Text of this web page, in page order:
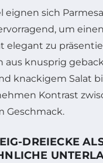
eignen sich
um
elegant zu
aus knusprig
knackigem Salat
Kontrast
Geschmack.
DREIECKE